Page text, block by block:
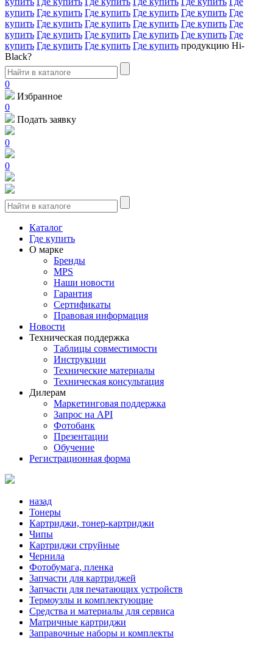
купить Где купить Где купить Где купить Где купить Где
купить Где купить Где купить Где купить Где купить Где
купить Где купить Где купить Где купить Где купить Где
купить Где купить Где купить Где купить продукцию Hi-
Black?
0
Избранное
0
Подать заявку
0
0
Каталог
Где купить
О марке
Бренды
MPS
Наши новости
Гарантия
Сертификаты
Правовая информация
Новости
Техническая поддержка
Таблицы совместимости
Инструкции
Технические материалы
Техническая консультация
Дилерам
Маркетинговая поддержка
Запрос на API
Фотобанк
Презентации
Обучение
Регистрационная форма
назад
Тонеры
Картриджи, тонер-картриджи
Чипы
Картриджи струйные
Чернила
Фотобумага, пленка
Запчасти для картриджей
Запчасти для печатающих устройств
Термоузлы и комплектующие
Средства и материалы для сервиса
Матричные картриджи
Заправочные наборы и комплекты